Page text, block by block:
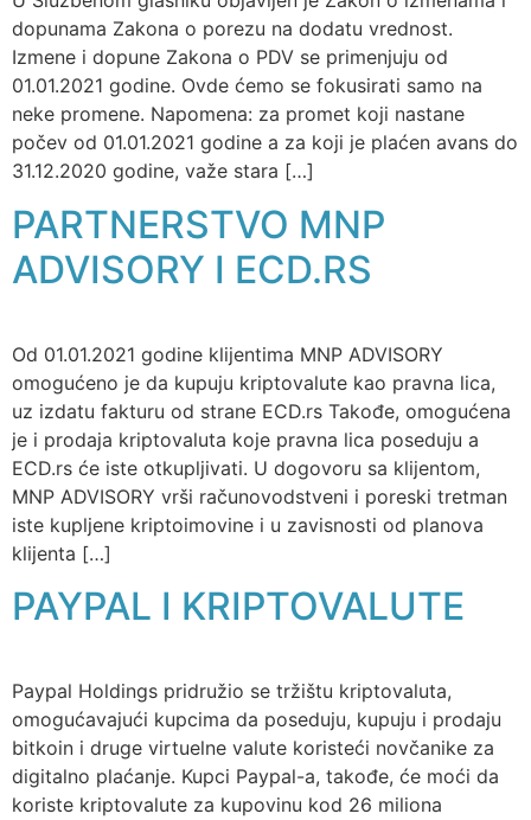
dopunama Zakona o porezu na dodatu vrednost.
Izmene i dopune Zakona o PDV se primenjuju od
01.01.2021 godine. Ovde ćemo se fokusirati samo na
neke promene. Napomena: za promet koji nastane
počev od 01.01.2021 godine a za koji je plaćen avans do
31.12.2020 godine, važe stara […]
PARTNERSTVO MNP
ADVISORY I ECD.RS
Od 01.01.2021 godine klijentima MNP ADVISORY
omogućeno je da kupuju kriptovalute kao pravna lica,
uz izdatu fakturu od strane ECD.rs Takođe, omogućena
je i prodaja kriptovaluta koje pravna lica poseduju a
ECD.rs će iste otkupljivati. U dogovoru sa klijentom,
MNP ADVISORY vrši računovodstveni i poreski tretman
iste kupljene kriptoimovine i u zavisnosti od planova
klijenta […]
PAYPAL I KRIPTOVALUTE
Paypal Holdings pridružio se tržištu kriptovaluta,
omogućavajući kupcima da poseduju, kupuju i prodaju
bitkoin i druge virtuelne valute koristeći novčanike za
digitalno plaćanje. Kupci Paypal-a, takođe, će moći da
koriste kriptovalute za kupovinu kod 26 miliona